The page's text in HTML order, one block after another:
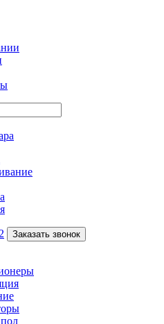
Заказать звонок